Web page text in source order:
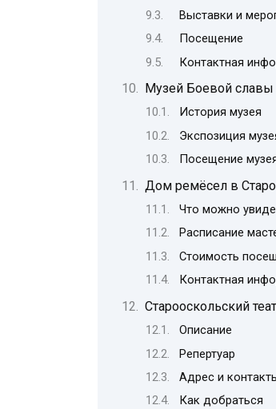
Выставки и
Посещение
Контактная
Музей Боевой славы
История музея
Экспозиция
Посещение
Дом ремёсел в
Что можно
Расписание
Стоимость
Контактная
Старооскольский
Описание
Репертуар
Адрес и
Как добраться